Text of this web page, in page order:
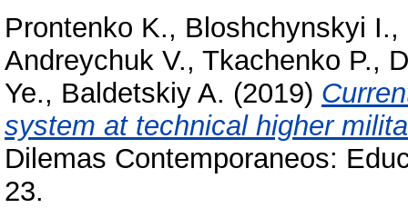
Prontenko K., Bloshchynskyi I.,
Andreychuk V., Tkachenko P.,
Ye., Baldetskiy A. (2019)
system at technical higher
Dilemas Contemporaneos:
23.